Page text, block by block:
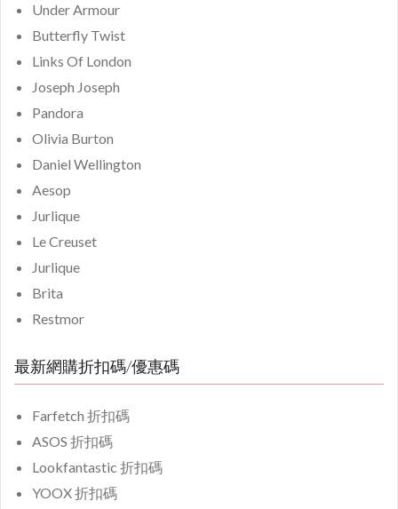
Under Armour
Butterfly Twist
Links Of London
Joseph Joseph
Pandora
Olivia Burton
Daniel Wellington
Aesop
Jurlique
Le Creuset
Jurlique
Brita
Restmor
最新網購折扣碼/優惠碼
Farfetch 折扣碼
ASOS 折扣碼
Lookfantastic 折扣碼
YOOX 折扣碼